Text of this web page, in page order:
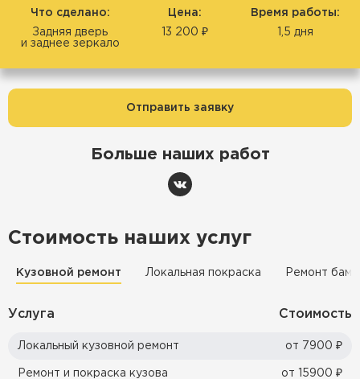
Что сделано:
Задняя дверь
и заднее зеркало
Цена:
13 200 ₽
Время работы:
1,5 дня
Отправить заявку
Больше наших работ
Стоимость наших услуг
Кузовной ремонт Локальная покраска Ремонт
Услуга Стоимость
Локальный кузовной ремонт от 7900 ₽
Ремонт и покраска кузова от 15900 ₽